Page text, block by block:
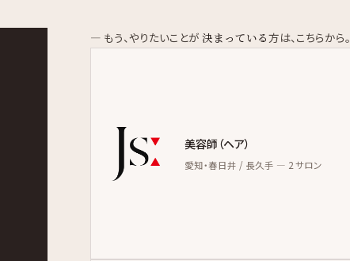
— もう、やりたいことが決まっている方は、こちらから。
美容師（ヘア）
愛知・春日井 / 長久手 — 2 サロン